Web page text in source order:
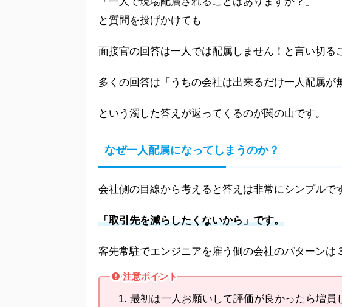
と質問を投げかけても
面接官の回答は一人では配属しません！と言い切る
多くの回答は「うちの会社は出来るだけ一人配属が
という濁した答えが返ってくるのが関の山です。
なぜ一人配属になってしまうのか？
会社側の目線から考えると答えは非常にシンプルで
「取引先を減らしたくないから」です。
客先常駐でエンジニアを雇う側の会社のパターンは
注意ポイント
最初は一人お願いして評価が良かったら増員